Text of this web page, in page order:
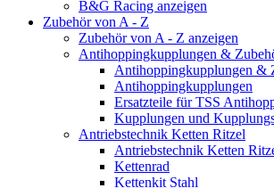
B&G Racing anzeigen
Zubehör von A - Z
Zubehör von A - Z anzeigen
Antihoppingkupplungen &
Antihoppingkupplungen &
Antihoppingkupplungen
Ersatzteile für TSS
Kupplungen und
Antriebstechnik Ketten Ritzel
Antriebstechnik Ketten
Kettenrad
Kettenkit Stahl